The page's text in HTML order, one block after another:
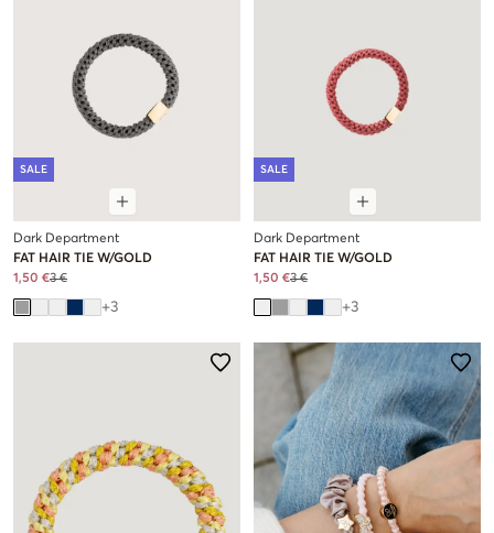
SALE
Dark Department
FAT HAIR TIE W/GOLD
1,50 €3 €
+3
SALE
Dark Department
FAT HAIR TIE W/GOLD
1,50 €3 €
+3